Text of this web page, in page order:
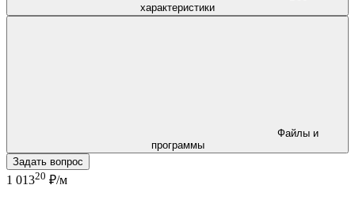
характеристики
программы
Задать вопрос
1 01320 ₽/м